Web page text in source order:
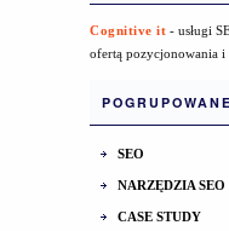
Cognitive it - usługi
ofertą pozycjonowania i
POGRUPOWANE
SEO
NARZĘDZIA SEO
CASE STUDY